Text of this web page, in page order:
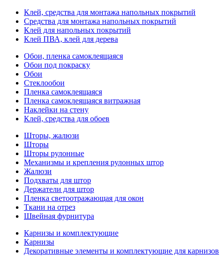
Клей, средства для монтажа напольных покрытий
Средства для монтажа напольных покрытий
Клей для напольных покрытий
Клей ПВА, клей для дерева
Обои, пленка самоклеящаяся
Обои под покраску
Обои
Стеклообои
Пленка самоклеящаяся
Пленка самоклеящаяся витражная
Наклейки на стену
Клей, средства для обоев
Шторы, жалюзи
Шторы
Шторы рулонные
Механизмы и крепления рулонных штор
Жалюзи
Подхваты для штор
Держатели для штор
Пленка светоотражающая для окон
Ткани на отрез
Швейная фурнитура
Карнизы и комплектующие
Карнизы
Декоративные элементы и комплектующие для карнизов